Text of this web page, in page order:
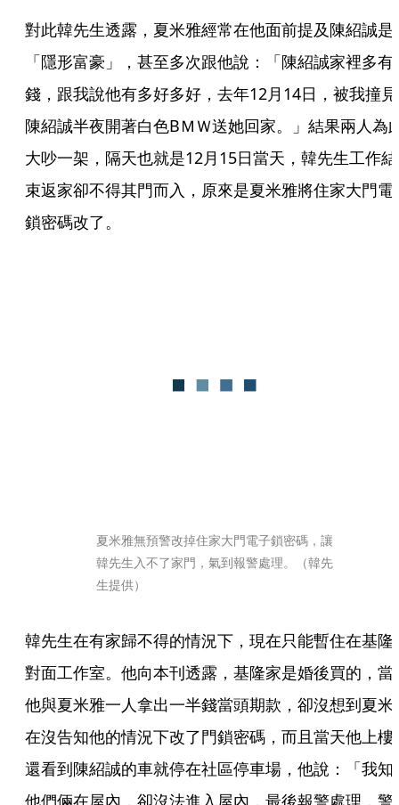
對此韓先生透露，夏米雅經常在他面前提及陳紹誠是
「隱形富豪」，甚至多次跟他說：「陳紹誠家裡多有
錢，跟我說他有多好多好，去年12月14日，被我撞見
陳紹誠半夜開著白色BＭＷ送她回家。」結果兩人為
大吵一架，隔天也就是12月15日當天，韓先生工作結
束返家卻不得其門而入，原來是夏米雅將住家大門電
鎖密碼改了。
夏米雅無預警改掉住家大門電子鎖密碼，讓
韓先生入不了家門，氣到報警處理。（韓先
生提供）
韓先生在有家歸不得的情況下，現在只能暫住在基隆
對面工作室。他向本刊透露，基隆家是婚後買的，當
他與夏米雅一人拿出一半錢當頭期款，卻沒想到夏米
在沒告知他的情況下改了門鎖密碼，而且當天他上樓
還看到陳紹誠的車就停在社區停車場，他說：「我知
他們倆在屋內，卻沒法進入屋內，最後報警處理，警